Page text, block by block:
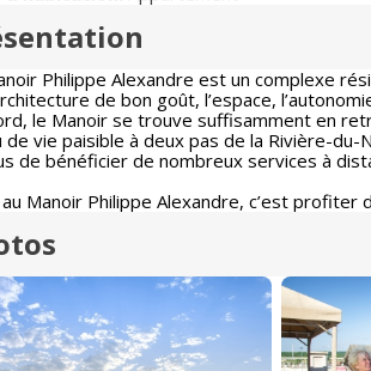
Philippe Alexandre est un complexe
de bon goût, l’espace,
le Manoir se trouve suffisamment en
de vie paisible à deux pas de la Rivière-
de bénéficier de nombreux services à
Manoir Philippe Alexandre, c’est profiter